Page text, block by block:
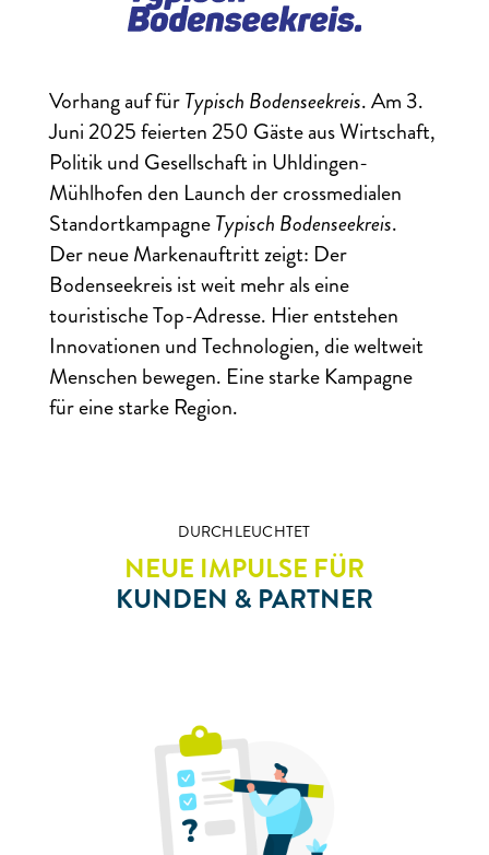
Vorhang auf fürTypisch Bodenseekreis. Am 3.
Juni 2025 feierten 250 Gäste aus Wirtschaft,
Politik und Gesellschaft in Uhldingen-
Mühlhofen den Launch der crossmedialen
StandortkampagneTypisch Bodenseekreis.
Der neue Markenauftritt zeigt: Der
Bodenseekreis ist weit mehr als eine
touristische Top-Adresse. Hier entstehen
Innovationen und Technologien, die weltweit
Menschen bewegen. Eine starke Kampagne
für eine starke Region.
DURCHLEUCHTET
NEUE IMPULSE FÜR
KUNDEN & PARTNER